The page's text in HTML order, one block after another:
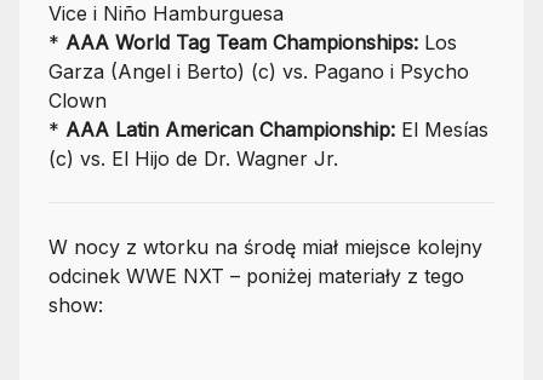
Vice i Niño Hamburguesa
* AAA World Tag Team Championships: Los
Garza (Angel i Berto) (c) vs. Pagano i Psycho
Clown
* AAA Latin American Championship: El Mesías
(c) vs. El Hijo de Dr. Wagner Jr.
W nocy z wtorku na środę miał miejsce kolejny
odcinek WWE NXT – poniżej materiały z tego
show: